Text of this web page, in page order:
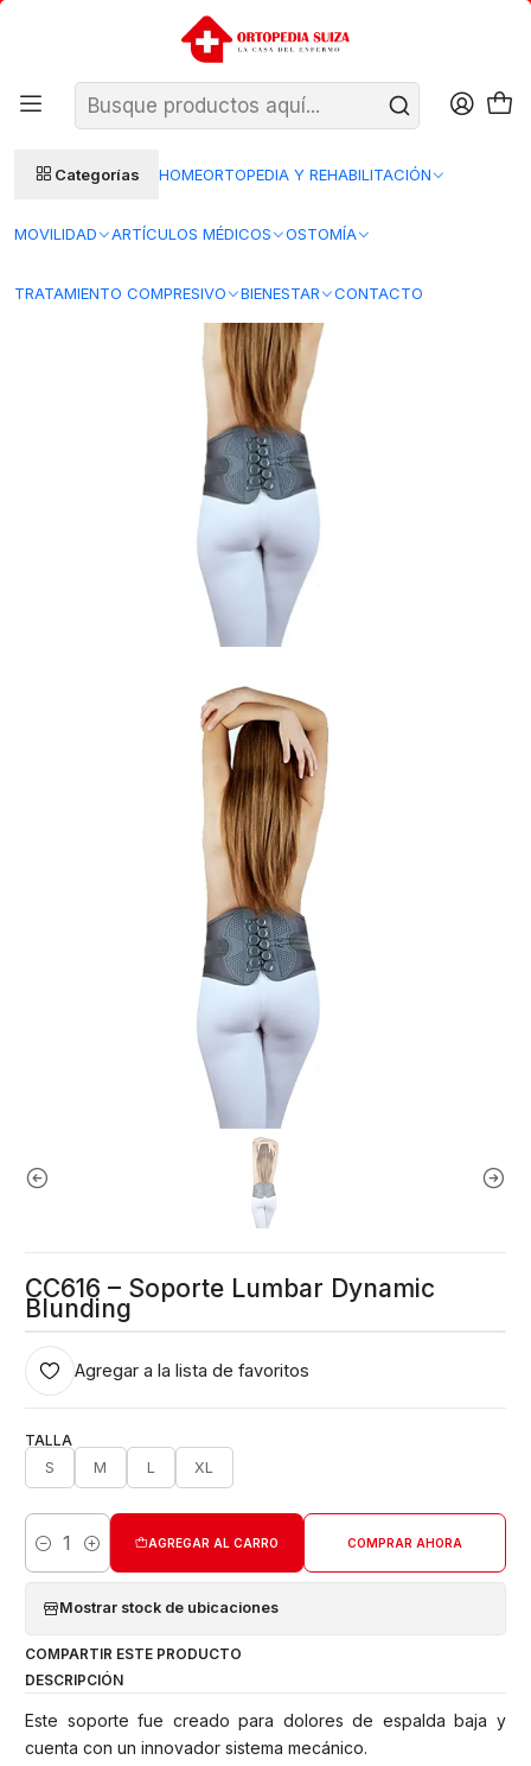
Categorías HOMEORTOPEDIA Y REHABILITACIÓN
MOVILIDAD ARTÍCULOS MÉDICOS OSTOMÍA
TRATAMIENTO COMPRESIVO BIENESTAR CONTACTO
SANTIAGO: ENTREGA AL DÍA HÁBIL SIGUIENTE (L–V)
REGIONES 48–72 HORAS HÁBILES
Ortopedia y Rehabilitacion Ortopedia Ortopedia Adulto
CC616 – Soporte Lumbar Dynamic Blunding
CC616 – Soporte Lumbar Dynamic
Blunding
Agregar a la lista de favoritos
TALLA
S
M L XL
Cantidad
AGREGAR AL CARRO COMPRAR AHORA
Mostrar stock de ubicaciones
COMPARTIR ESTE PRODUCTO
DESCRIPCIÓN
Este soporte fue creado para dolores de espalda baja y
cuenta con un innovador sistema mecánico.